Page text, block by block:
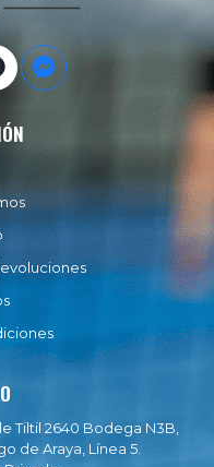
Tiltil 2640 Bodega N3B,
de Araya, Línea 5.